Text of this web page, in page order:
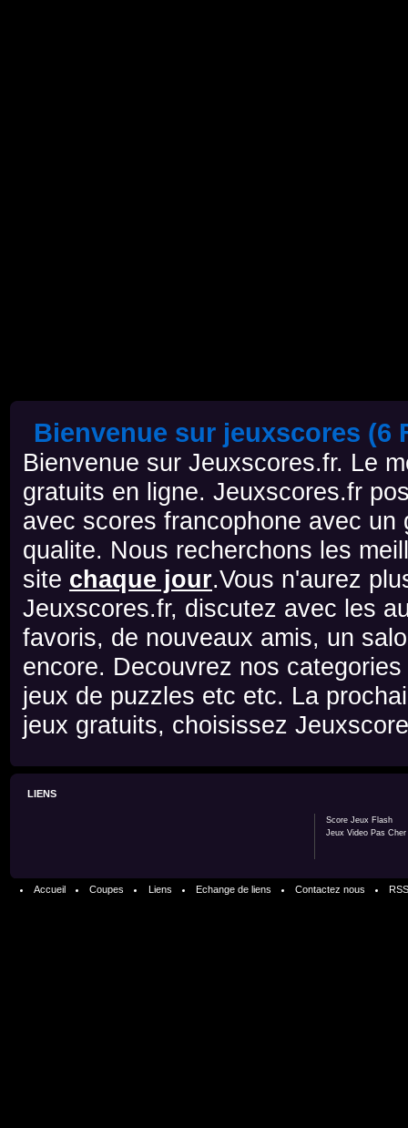
Bienvenue sur jeuxscores (6
Bienvenue sur Jeuxscores.fr. Le
gratuits en ligne. Jeuxscores.fr
avec scores francophone avec
qualite. Nous recherchons les
site chaque jour.Vous n'aurez
Jeuxscores.fr, discutez avec les
favoris, de nouveaux amis, un
encore. Decouvrez nos
jeux de puzzles etc etc. La
jeux gratuits, choisissez
LIENS
Score Jeux Flash
Jeux Video Pas Cher
Accueil Coupes Liens Echange de liens Contactez nous